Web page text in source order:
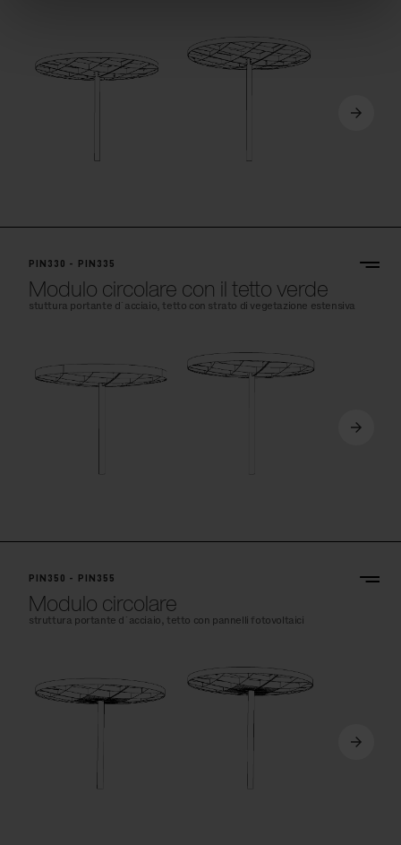
PIN330 - PIN335
Modulo circolare con il tetto verde
stuttura portante d´acciaio, tetto con strato di vegetazione estensiva
PIN350 - PIN355
Modulo circolare
struttura portante d´acciaio, tetto con pannelli fotovoltaici